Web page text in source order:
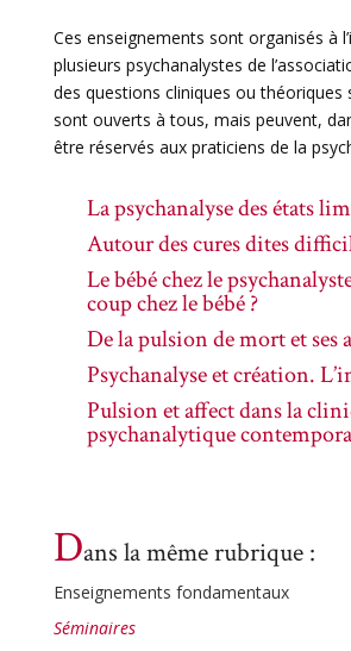
Ces enseignements sont organisés à
plusieurs psychanalystes de
des questions cliniques ou théoriques
sont ouverts à tous, mais peuvent,
être réservés aux praticiens de la
La psychanalyse des états
Autour des cures dites
Le bébé chez le
coup chez le bébé ?
De la pulsion de mort et ses
Psychanalyse et création.
Pulsion et affect dans la
psychanalytique
Dans la même rubrique :
Enseignements fondamentaux
Séminaires